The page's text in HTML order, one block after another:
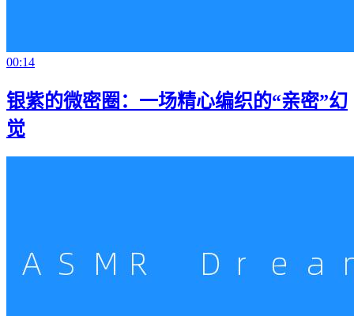
00:14
银紫的微密圈：一场精心编织的“亲密”幻
觉